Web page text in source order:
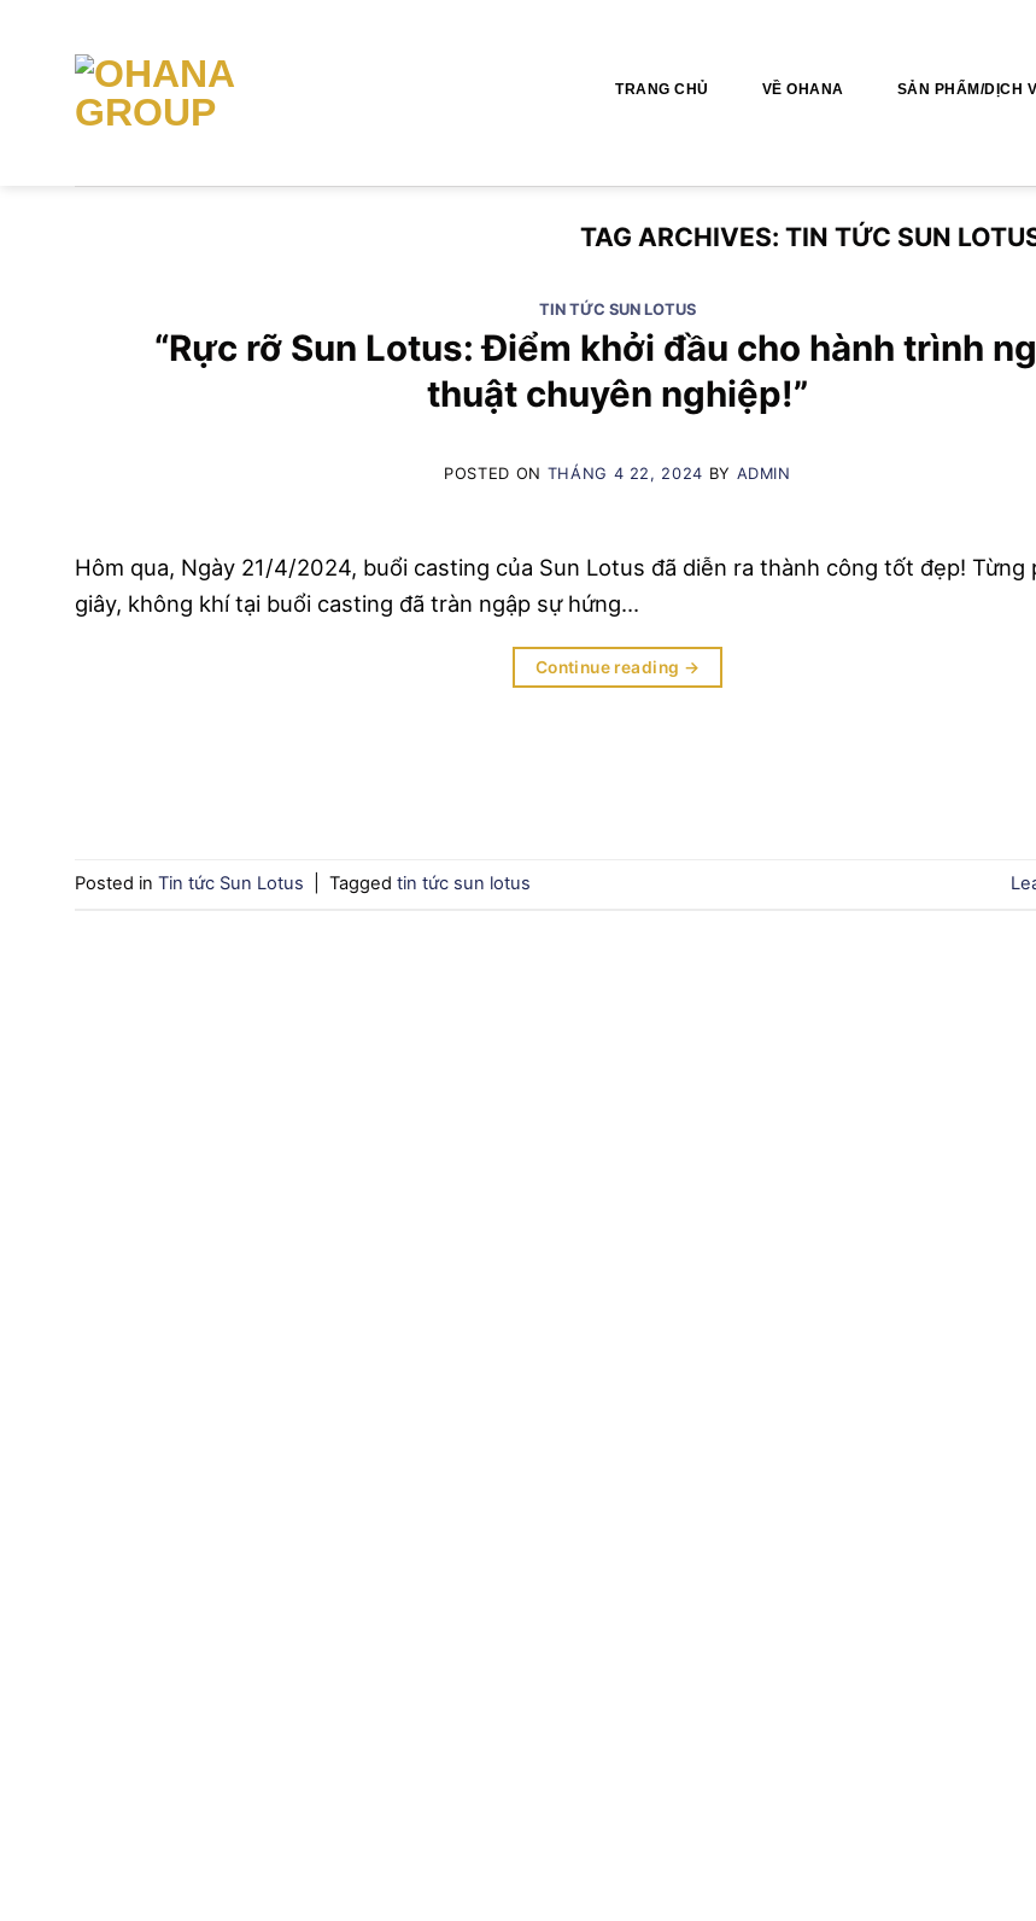
TRANG CHỦ VỀ OHANA SẢN PHẨM/DỊCH
TAG ARCHIVES: TIN TỨC SUN
TIN TỨC SUN LOTUS
“Rực rỡ Sun Lotus: Điểm khởi đầu cho hành trình
thuật chuyên nghiệp!”
POSTED ON THÁNG 4 22, 2024 BY ADMIN
Hôm qua, Ngày 21/4/2024, buổi casting của Sun Lotus đã diễn ra thành công tốt đẹp! Từng
giây, không khí tại buổi casting đã tràn ngập sự hứng…
Continue reading →
Posted in Tin tức Sun Lotus Tagged tin tức sun lotus